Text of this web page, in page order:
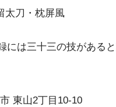
太刀・枕屏風
には三十三の技がある
東山2丁目10-10